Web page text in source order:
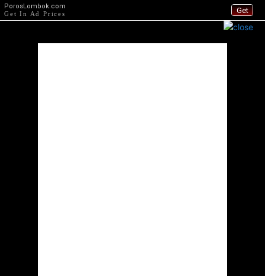
Get
PorosLombok.com
Get In Ad Prices